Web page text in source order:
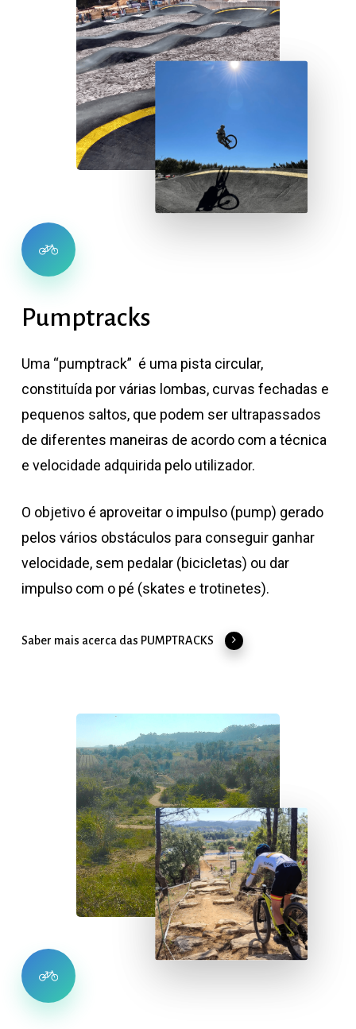
Pumptracks
Uma “pumptrack” é uma pista circular,
constituída por várias lombas, curvas fechadas e
pequenos saltos, que podem ser ultrapassados
de diferentes maneiras de acordo com a técnica
e velocidade adquirida pelo utilizador.
O objetivo é aproveitar o impulso (pump) gerado
pelos vários obstáculos para conseguir ganhar
velocidade, sem pedalar (bicicletas) ou dar
impulso com o pé (skates e trotinetes).
Saber mais acerca das PUMPTRACKS